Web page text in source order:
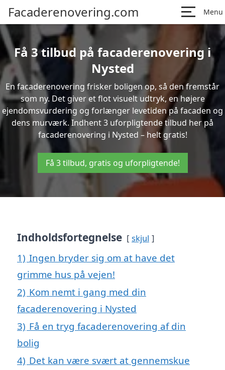
Facaderenovering.com Menu
Få 3 tilbud på facaderenovering i
Nysted
En facaderenovering frisker boligen op, så den fremstår
som ny. Det giver et flot visuelt udtryk, en højere
ejendomsvurdering og forlænger levetiden på facaden og
dens murværk. Indhent 3 uforpligtende tilbud her på
facaderenovering i Nysted – helt gratis!
Få 3 tilbud, gratis og uforpligtende!
Indholdsfortegnelse skjul
1) Ingen bryder sig om at have det
grimme hus på vejen!
2) Kom nemt i gang med din
facaderenovering i Nysted
3) Få en tryg facaderenovering af din
bolig
4) Det kan være svært at gennemskue